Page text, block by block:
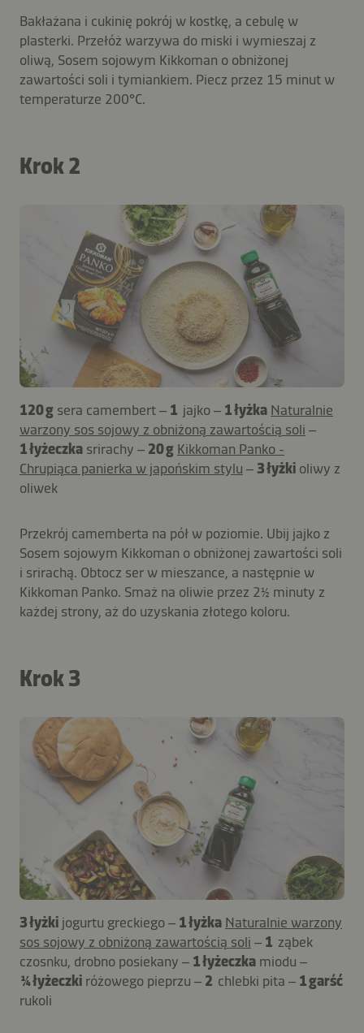
Bakłażana i cukinię pokrój w kostkę, a cebulę w
plasterki. Przełóż warzywa do miski i wymieszaj z
oliwą, Sosem sojowym Kikkoman o obniżonej
zawartości soli i tymiankiem. Piecz przez 15 minut w
temperaturze 200°C.
Krok 2
120 g sera camembert – 1 jajko – 1 łyżka Naturalnie
warzony sos sojowy z obniżoną zawartością soli –
1 łyżeczka srirachy – 20 g Kikkoman Panko -
Chrupiąca panierka w japońskim stylu – 3 łyżki oliwy z
oliwek
Przekrój camemberta na pół w poziomie. Ubij jajko z
Sosem sojowym Kikkoman o obniżonej zawartości soli
i srirachą. Obtocz ser w mieszance, a następnie w
Kikkoman Panko. Smaż na oliwie przez 2½ minuty z
każdej strony, aż do uzyskania złotego koloru.
Krok 3
3 łyżki jogurtu greckiego – 1 łyżka Naturalnie warzony
sos sojowy z obniżoną zawartością soli – 1 ząbek
czosnku, drobno posiekany – 1 łyżeczka miodu –
¼ łyżeczki różowego pieprzu – 2 chlebki pita – 1 garść
rukoli